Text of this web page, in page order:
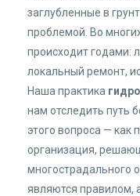
заглубленные в
проблемой. Во
происходит годами:
локальный ремонт,
Наша практика
нам отследить путь
этого вопроса — как
организация,
многострадального
являются правилом,